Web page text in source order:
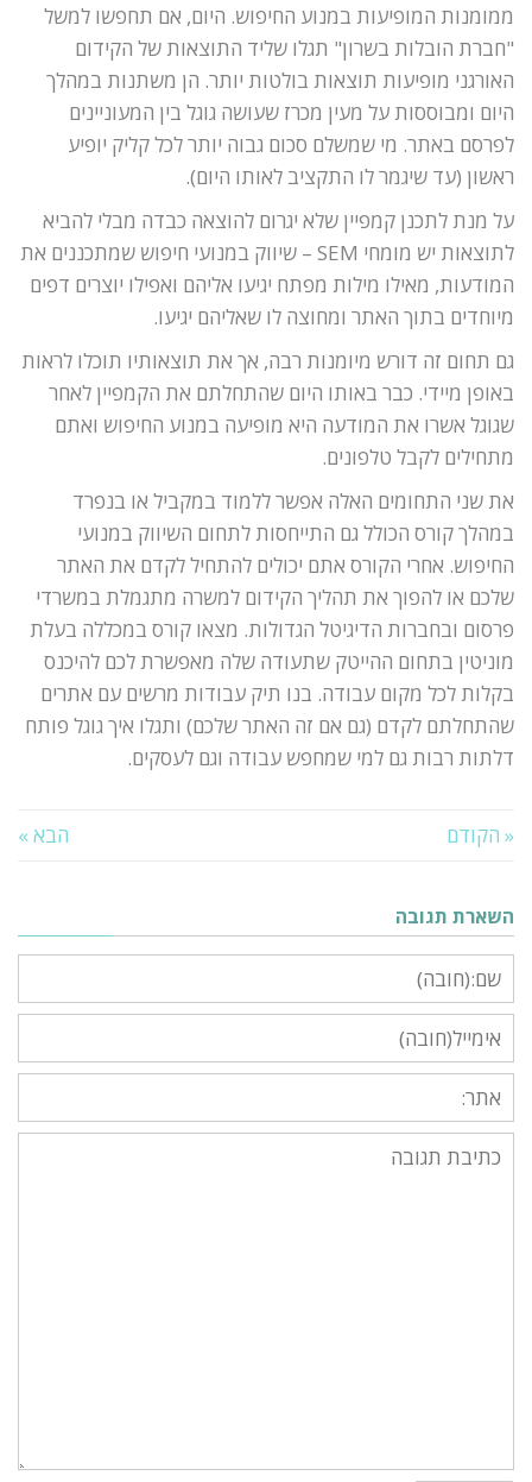
ממומנות המופיעות במנוע החיפוש. היום, אם תחפשו למשל
"חברת הובלות בשרון" תגלו שליד התוצאות של הקידום
האורגני מופיעות תוצאות בולטות יותר. הן משתנות במהלך
היום ומבוססות על מעין מכרז שעושה גוגל בין המעוניינים
לפרסם באתר. מי שמשלם סכום גבוה יותר לכל קליק יופיע
ראשון (עד שיגמר לו התקציב לאותו היום).
על מנת לתכנן קמפיין שלא יגרום להוצאה כבדה מבלי להביא
לתוצאות יש מומחי SEM – שיווק במנועי חיפוש שמתכננים את
המודעות, מאילו מילות מפתח יגיעו אליהם ואפילו יוצרים דפים
מיוחדים בתוך האתר ומחוצה לו שאליהם יגיעו.
גם תחום זה דורש מיומנות רבה, אך את תוצאותיו תוכלו לראות
באופן מיידי. כבר באותו היום שהתחלתם את הקמפיין לאחר
שגוגל אשרו את המודעה היא מופיעה במנוע החיפוש ואתם
מתחילים לקבל טלפונים.
את שני התחומים האלה אפשר ללמוד במקביל או בנפרד
במהלך קורס הכולל גם התייחסות לתחום השיווק במנועי
החיפוש. אחרי הקורס אתם יכולים להתחיל לקדם את האתר
שלכם או להפוך את תהליך הקידום למשרה מתגמלת במשרדי
פרסום ובחברות הדיגיטל הגדולות. מצאו קורס במכללה בעלת
מוניטין בתחום ההייטק שתעודה שלה מאפשרת לכם להיכנס
בקלות לכל מקום עבודה. בנו תיק עבודות מרשים עם אתרים
שהתחלתם לקדם (גם אם זה האתר שלכם) ותגלו איך גוגל פותח
דלתות רבות גם למי שמחפש עבודה וגם לעסקים.
« הקודם הבא »
השארת תגובה